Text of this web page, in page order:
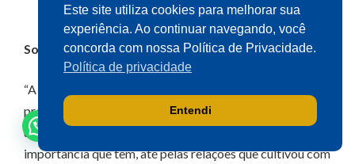
Sonora do senador Aécio Neves
“A causa de Vossa Excelência é a nossa causa. E nos
preocupa imensamente a posição passiva, quase que de
uma omissão grave do governo brasileiro que, pela
importância que tem, até pelas relações que cultivou com
Ao clicar para iniciar o contato pelo WhatsApp, você
concorda que seus dados serão utilizados exclusivamente
para atendimento relacionado às demandas, sugestões ou
informações referentes ao mandato do Deputado Aécio
Neves. Seus dados serão tratados com sigilo e não serão
compartilhados com terceiros.
Falar com gabinete
Este site utiliza cookies para melhorar sua
experiência. Ao continuar navegando, você
concorda com nossa Política de Privacidade.
Política de privacidade
Entendi